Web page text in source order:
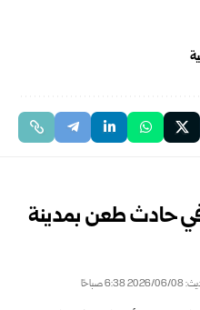
حادث طعن بمدينة
6:38 صباحًا